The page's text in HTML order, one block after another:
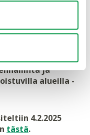
ja
siirtyy seuraavaan
käytössä
ja
alueilla -
4.2.2025
tästä.